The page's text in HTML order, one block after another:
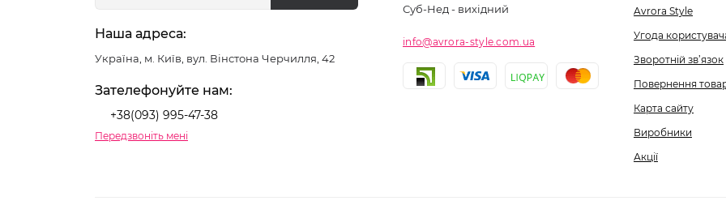
Наша адреса:
Україна, м. Київ, вул. Вінстона Черчилля, 42
Зателефонуйте нам:
+38(093) 995-47-38
Передзвоніть мені
Суб-Нед - вихідний
info@avrora-style.com.ua
Avrora Style
Угода
Зворотній зв’язок
Повернення
Карта сайту
Виробники
Акції